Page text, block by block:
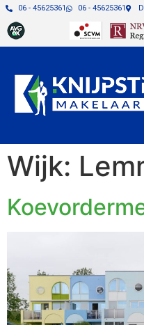
06 - 45625361 06 - 45625361
Wijk: